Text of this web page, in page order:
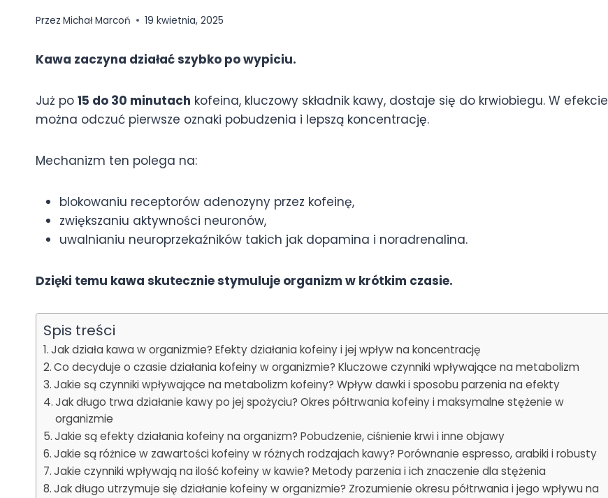
Przez Michał Marcoń 19 kwietnia, 2025
Kawa zaczyna działać szybko po wypiciu.
Już po 15 do 30 minutach kofeina, kluczowy składnik kawy, dostaje się do krwiobiegu. W efekcie
można odczuć pierwsze oznaki pobudzenia i lepszą koncentrację.
Mechanizm ten polega na:
blokowaniu receptorów adenozyny przez kofeinę,
zwiększaniu aktywności neuronów,
uwalnianiu neuroprzekaźników takich jak dopamina i noradrenalina.
Dzięki temu kawa skutecznie stymuluje organizm w krótkim czasie.
Spis treści
Jak działa kawa w organizmie? Efekty działania kofeiny i jej wpływ na koncentrację
Co decyduje o czasie działania kofeiny w organizmie? Kluczowe czynniki wpływające na metabolizm
Jakie są czynniki wpływające na metabolizm kofeiny? Wpływ dawki i sposobu parzenia na efekty
Jak długo trwa działanie kawy po jej spożyciu? Okres półtrwania kofeiny i maksymalne stężenie w
organizmie
Jakie są efekty działania kofeiny na organizm? Pobudzenie, ciśnienie krwi i inne objawy
Jakie są różnice w zawartości kofeiny w różnych rodzajach kawy? Porównanie espresso, arabiki i robusty
Jakie czynniki wpływają na ilość kofeiny w kawie? Metody parzenia i ich znaczenie dla stężenia
Jak długo utrzymuje się działanie kofeiny w organizmie? Zrozumienie okresu półtrwania i jego wpływu na